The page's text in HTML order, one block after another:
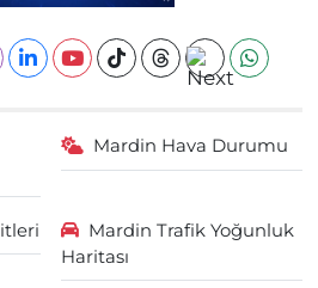
Mardin Hava Durumu
Mardin Trafik Yoğunluk
Haritası